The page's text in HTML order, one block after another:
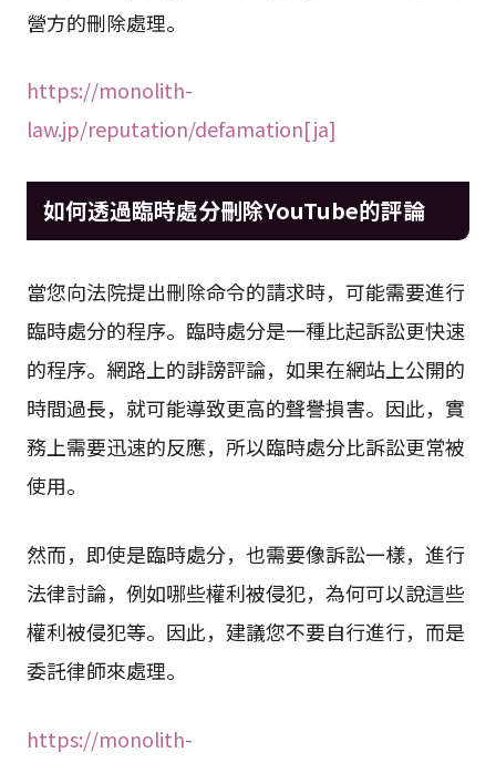
營方的刪除處理。
https://monolith-
law.jp/reputation/defamation[ja]
如何透過臨時處分刪除YouTube的評論
當您向法院提出刪除命令的請求時，可能需要進行
臨時處分的程序。臨時處分是一種比起訴訟更快速
的程序。網路上的誹謗評論，如果在網站上公開的
時間過長，就可能導致更高的聲譽損害。因此，實
務上需要迅速的反應，所以臨時處分比訴訟更常被
使用。
然而，即使是臨時處分，也需要像訴訟一樣，進行
法律討論，例如哪些權利被侵犯，為何可以說這些
權利被侵犯等。因此，建議您不要自行進行，而是
委託律師來處理。
https://monolith-